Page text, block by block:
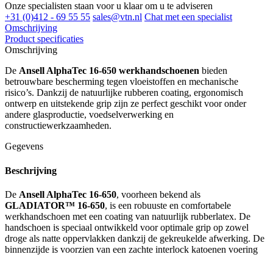
Onze specialisten staan voor u klaar om u te adviseren
+31 (0)412 - 69 55 55 sales@vtn.nl Chat met een specialist
Omschrijving
Product specificaties
Omschrijving
De Ansell AlphaTec 16-650 werkhandschoenen bieden
betrouwbare bescherming tegen vloeistoffen en mechanische
risico’s. Dankzij de natuurlijke rubberen coating, ergonomisch
ontwerp en uitstekende grip zijn ze perfect geschikt voor onder
andere glasproductie, voedselverwerking en
constructiewerkzaamheden.
Gegevens
Beschrijving
De Ansell AlphaTec 16-650, voorheen bekend als
GLADIATOR™ 16-650, is een robuuste en comfortabele
werkhandschoen met een coating van natuurlijk rubberlatex. De
handschoen is speciaal ontwikkeld voor optimale grip op zowel
droge als natte oppervlakken dankzij de gekreukelde afwerking. De
binnenzijde is voorzien van een zachte interlock katoenen voering